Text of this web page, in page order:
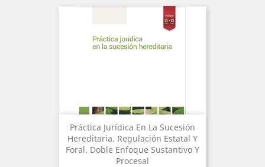
Práctica Jurídica En La Sucesión
Hereditaria. Regulación Estatal Y
Foral. Doble Enfoque Sustantivo Y
Procesal